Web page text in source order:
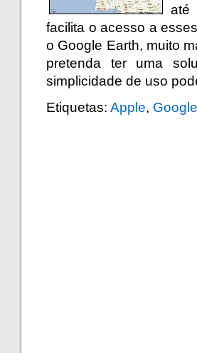
até
facilita o acesso a
o Google Earth, muito
pretenda ter uma
simplicidade de uso
Etiquetas: Apple, Google